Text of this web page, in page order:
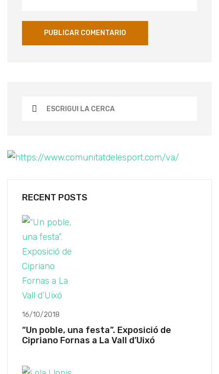
RECENT POSTS
16/10/2018
“Un poble, una festa”. Exposició de
Cipriano Fornas a La Vall d’Uixó